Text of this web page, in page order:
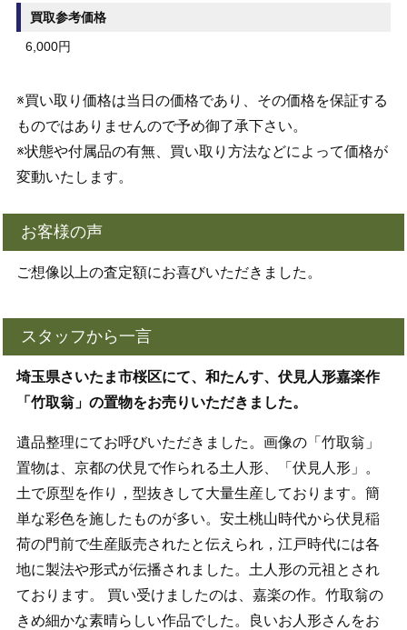
買取参考価格
6,000円
※買い取り価格は当日の価格であり、その価格を保証する
ものではありませんので予め御了承下さい。
※状態や付属品の有無、買い取り方法などによって価格が
変動いたします。
お客様の声
ご想像以上の査定額にお喜びいただきました。
スタッフから一言
埼玉県さいたま市桜区にて、和たんす、伏見人形嘉楽作
「竹取翁」の置物をお売りいただきました。
遺品整理にてお呼びいただきました。画像の「竹取翁」
置物は、京都の伏見で作られる土人形、「伏見人形」。
土で原型を作り，型抜きして大量生産しております。簡
単な彩色を施したものが多い。安土桃山時代から伏見稲
荷の門前で生産販売されたと伝えられ，江戸時代には各
地に製法や形式が伝播されました。土人形の元祖とされ
ております。 買い受けましたのは、嘉楽の作。竹取翁の
きめ細かな素晴らしい作品でした。良いお人形さんをお